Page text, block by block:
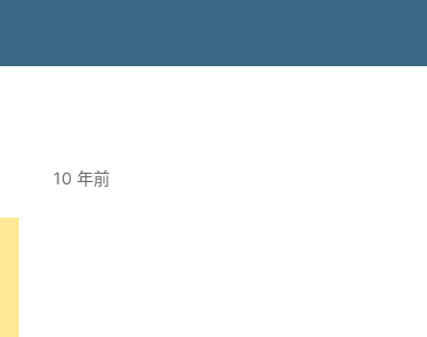
10 年前